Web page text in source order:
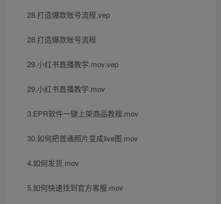
28.打造爆款账号流程.vep
28.打造爆款账号流程
29.小红书直播教学.mov.vep
29.小红书直播教学.mov
3.EPR软件一键上架商品教程.mov
30.如何把普通照片变成live图.mov
4.如何发货.mov
5.如何快速找到官方客服.mov